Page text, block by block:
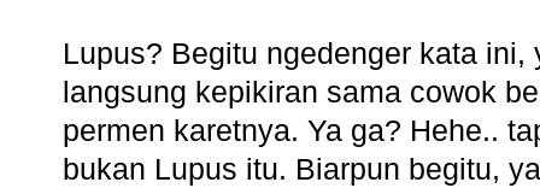
Lupus? Begitu ngedenger kata
langsung kepikiran sama cowok
permen karetnya. Ya ga? Hehe..
bukan Lupus itu. Biarpun begitu,